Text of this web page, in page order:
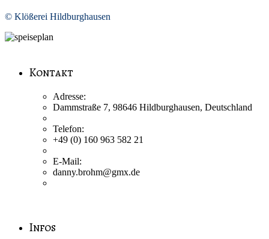
© Klößerei Hildburghausen
Kontakt
Adresse:
Dammstraße 7, 98646 Hildburghausen, Deutschland
Telefon:
+49 (0) 160 963 582 21
E-Mail:
danny.brohm@gmx.de
Infos